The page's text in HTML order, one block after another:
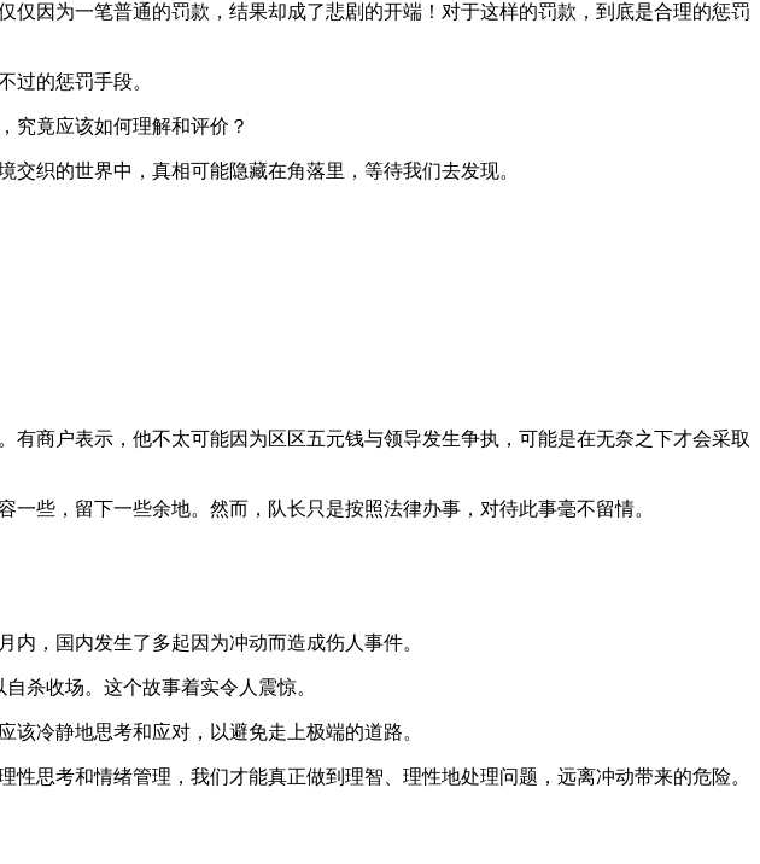
因为一笔普通的罚款，结果却成了悲剧的开端！对于这样的罚款，到底是合理的惩罚
过的惩罚手段。
究竟应该如何理解和评价？
织的世界中，真相可能隐藏在角落里，等待我们去发现。
商户表示，他不太可能因为区区五元钱与领导发生争执，可能是在无奈之下才会采取
些，留下一些余地。然而，队长只是按照法律办事，对待此事毫不留情。
，国内发生了多起因为冲动而造成伤人事件。
杀收场。这个故事着实令人震惊。
冷静地思考和应对，以避免走上极端的道路。
思考和情绪管理，我们才能真正做到理智、理性地处理问题，远离冲动带来的危险。